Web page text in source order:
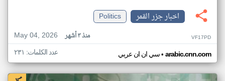
اخبار جزر القمر
Politics
May 04, 2026
منذ ٣ أشهر VF17PD
سي ان ان عربي• arabic.cnn.com عدد الكلمات: ٢٣١